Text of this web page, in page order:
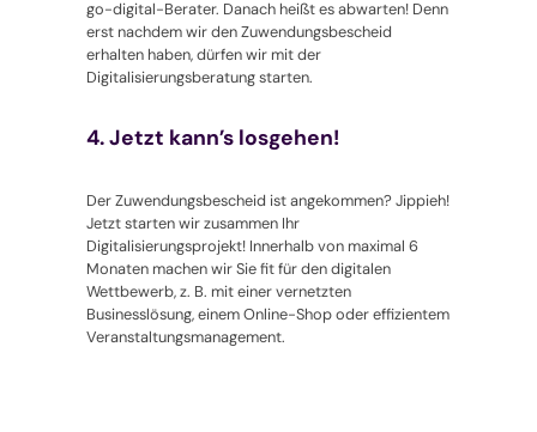
go-digital-Berater. Danach heißt es abwarten! Denn
erst nachdem wir den Zuwendungsbescheid
erhalten haben, dürfen wir mit der
Digitalisierungsberatung starten.
4. Jetzt kann’s losgehen!
Der Zuwendungsbescheid ist angekommen? Jippieh!
Jetzt starten wir zusammen Ihr
Digitalisierungsprojekt! Innerhalb von maximal 6
Monaten machen wir Sie fit für den digitalen
Wettbewerb, z. B. mit einer vernetzten
Businesslösung, einem Online-Shop oder effizientem
Veranstaltungsmanagement.